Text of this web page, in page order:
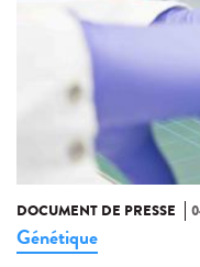
DOCUMENT DE PRESSE
Génétique